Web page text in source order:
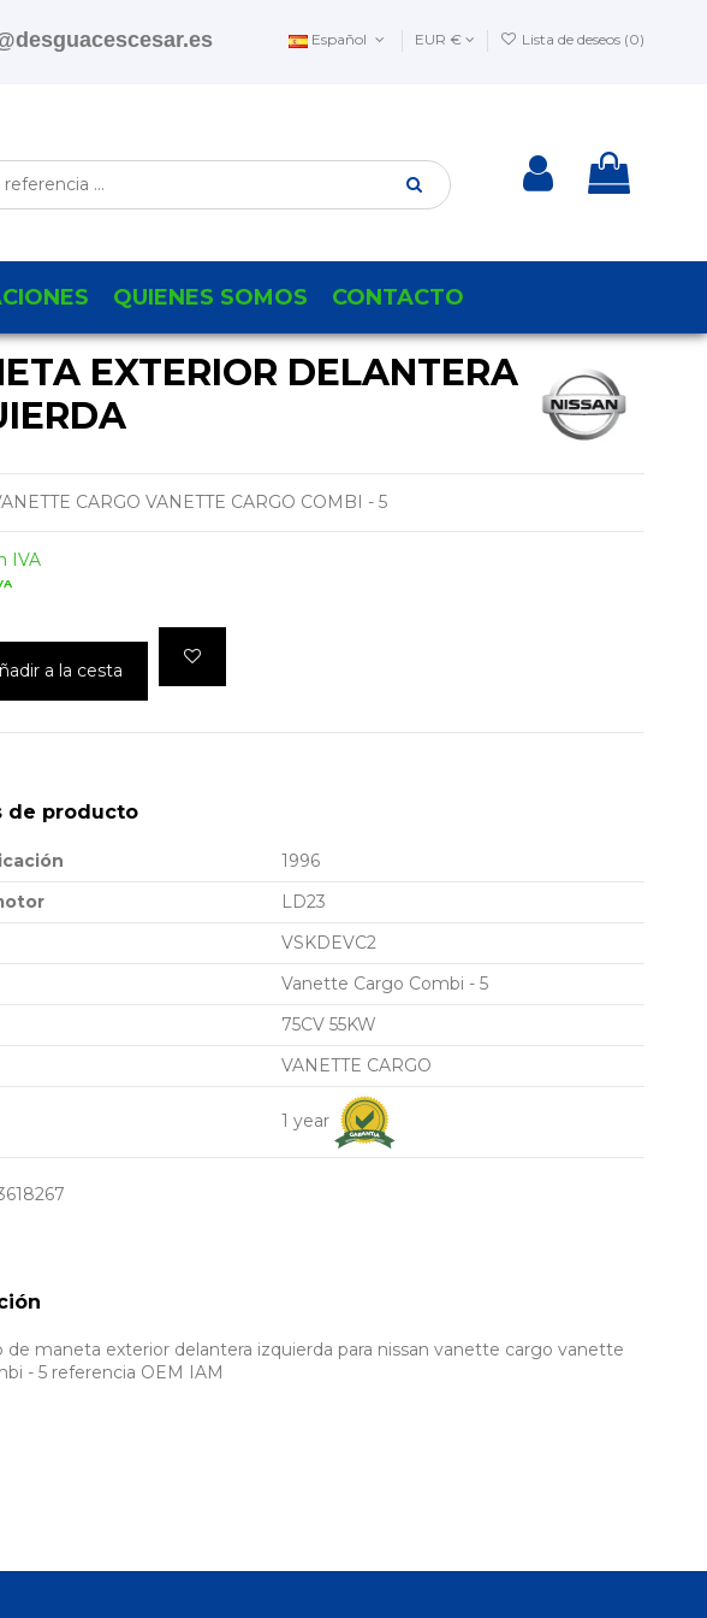
Español EUR € Lista de deseos (0)
QUIENES SOMOS CONTACTO
EXTERIOR DELANTERA
CARGO VANETTE CARGO COMBI - 5
IVA
a la cesta
de producto
1996
LD23
VSKDEVC2
Vanette Cargo Combi - 5
75CV 55KW
VANETTE CARGO
1 year
de maneta exterior delantera izquierda para nissan vanette cargo vanette
- 5 referencia OEM IAM